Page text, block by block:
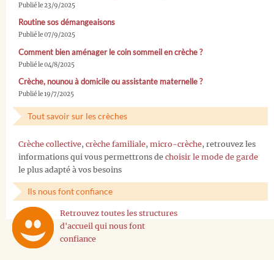
Publié le 23/9/2025
Routine sos démangeaisons
Publié le 07/9/2025
Comment bien aménager le coin sommeil en crèche ?
Publié le 04/8/2025
Crèche, nounou à domicile ou assistante maternelle ?
Publié le 19/7/2025
Tout savoir sur les crèches
Crèche collective, crèche familiale, micro-crèche, retrouvez les
informations qui vous permettrons de choisir le mode de garde
le plus adapté à vos besoins
Ils nous font confiance
Retrouvez toutes les structures
d'accueil qui nous font
confiance